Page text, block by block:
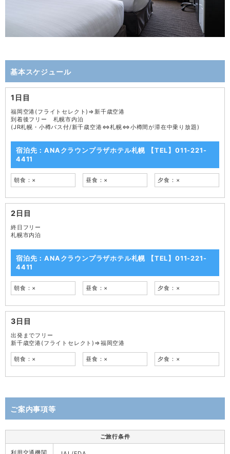
基本スケジュール
1日目
福岡空港(フライトセレクト)⇒新千歳空港
到着後フリー 札幌市内泊
(JR札幌・小樽パス付/新千歳空港⇔札幌⇔小樽間が滞在中乗り放題)
宿泊先：ANAクラウンプラザホテル札幌 【TEL】011-221-
4411
朝食：× 昼食：× 夕食：×
2日目
終日フリー
札幌市内泊
宿泊先：ANAクラウンプラザホテル札幌 【TEL】011-221-
4411
朝食：× 昼食：× 夕食：×
3日目
出発までフリー
新千歳空港(フライトセレクト)⇒福岡空港
朝食：× 昼食：× 夕食：×
ご案内事項等
ご旅行条件